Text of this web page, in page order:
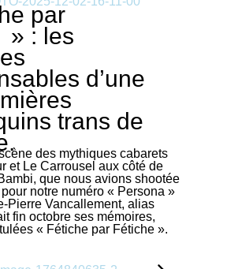
par
» : les
d’une
trans de
des mythiques cabarets
et Le Carrousel aux côté de
que nous avions shootée
notre numéro « Persona »
Pierre Vancallement, alias
fin octobre ses mémoires,
« Fétiche par Fétiche ».